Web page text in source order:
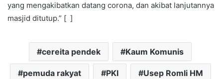
yang mengakibatkan datang corona, dan akibat lanjutannya
masjid ditutup.” [ ]
cereita pendek Kaum Komunis
pemuda rakyat PKI Usep Romli HM